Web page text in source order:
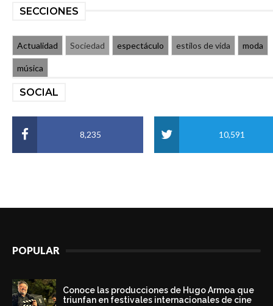
SECCIONES
Actualidad Sociedad espectáculo estilos de vida moda
música
SOCIAL
8,235 10,591
POPULAR
Conoce las producciones de Hugo Armoa que
triunfan en festivales internacionales de cine